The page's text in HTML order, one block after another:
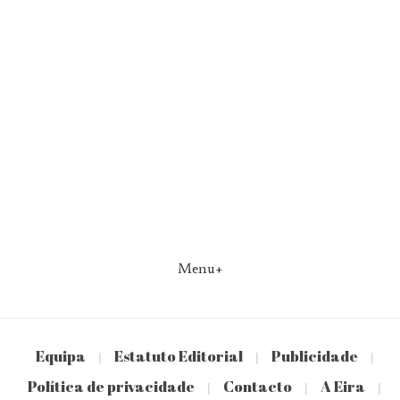
Menu+
Equipa | Estatuto Editorial | Publicidade |
Política de privacidade | Contacto | A Eira |